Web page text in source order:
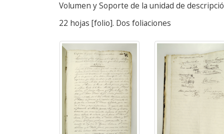
Volumen y Soporte de la unidad de
22 hojas [folio]. Dos foliaciones